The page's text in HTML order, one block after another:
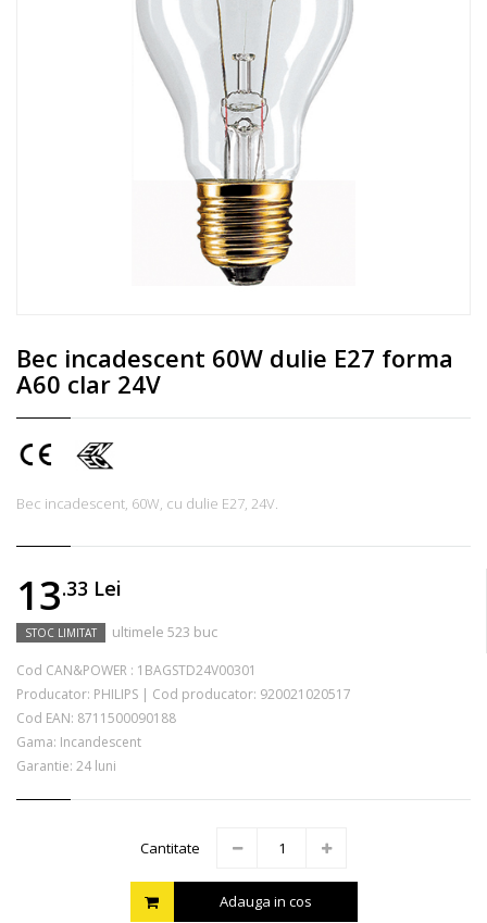
Bec incadescent 60W dulie E27 forma
A60 clar 24V
Bec incadescent, 60W, cu dulie E27, 24V.
13.33 Lei
STOC LIMITAT ultimele 523 buc
Cod CAN&POWER : 1BAGSTD24V00301
Producator: PHILIPS | Cod producator: 920021020517
Cod EAN: 8711500090188
Gama: Incandescent
Garantie: 24 luni
Cantitate
Adauga in cos